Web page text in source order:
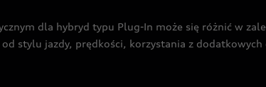
dla hybryd typu Plug-In może się różnić w
stylu jazdy, prędkości, korzystania z